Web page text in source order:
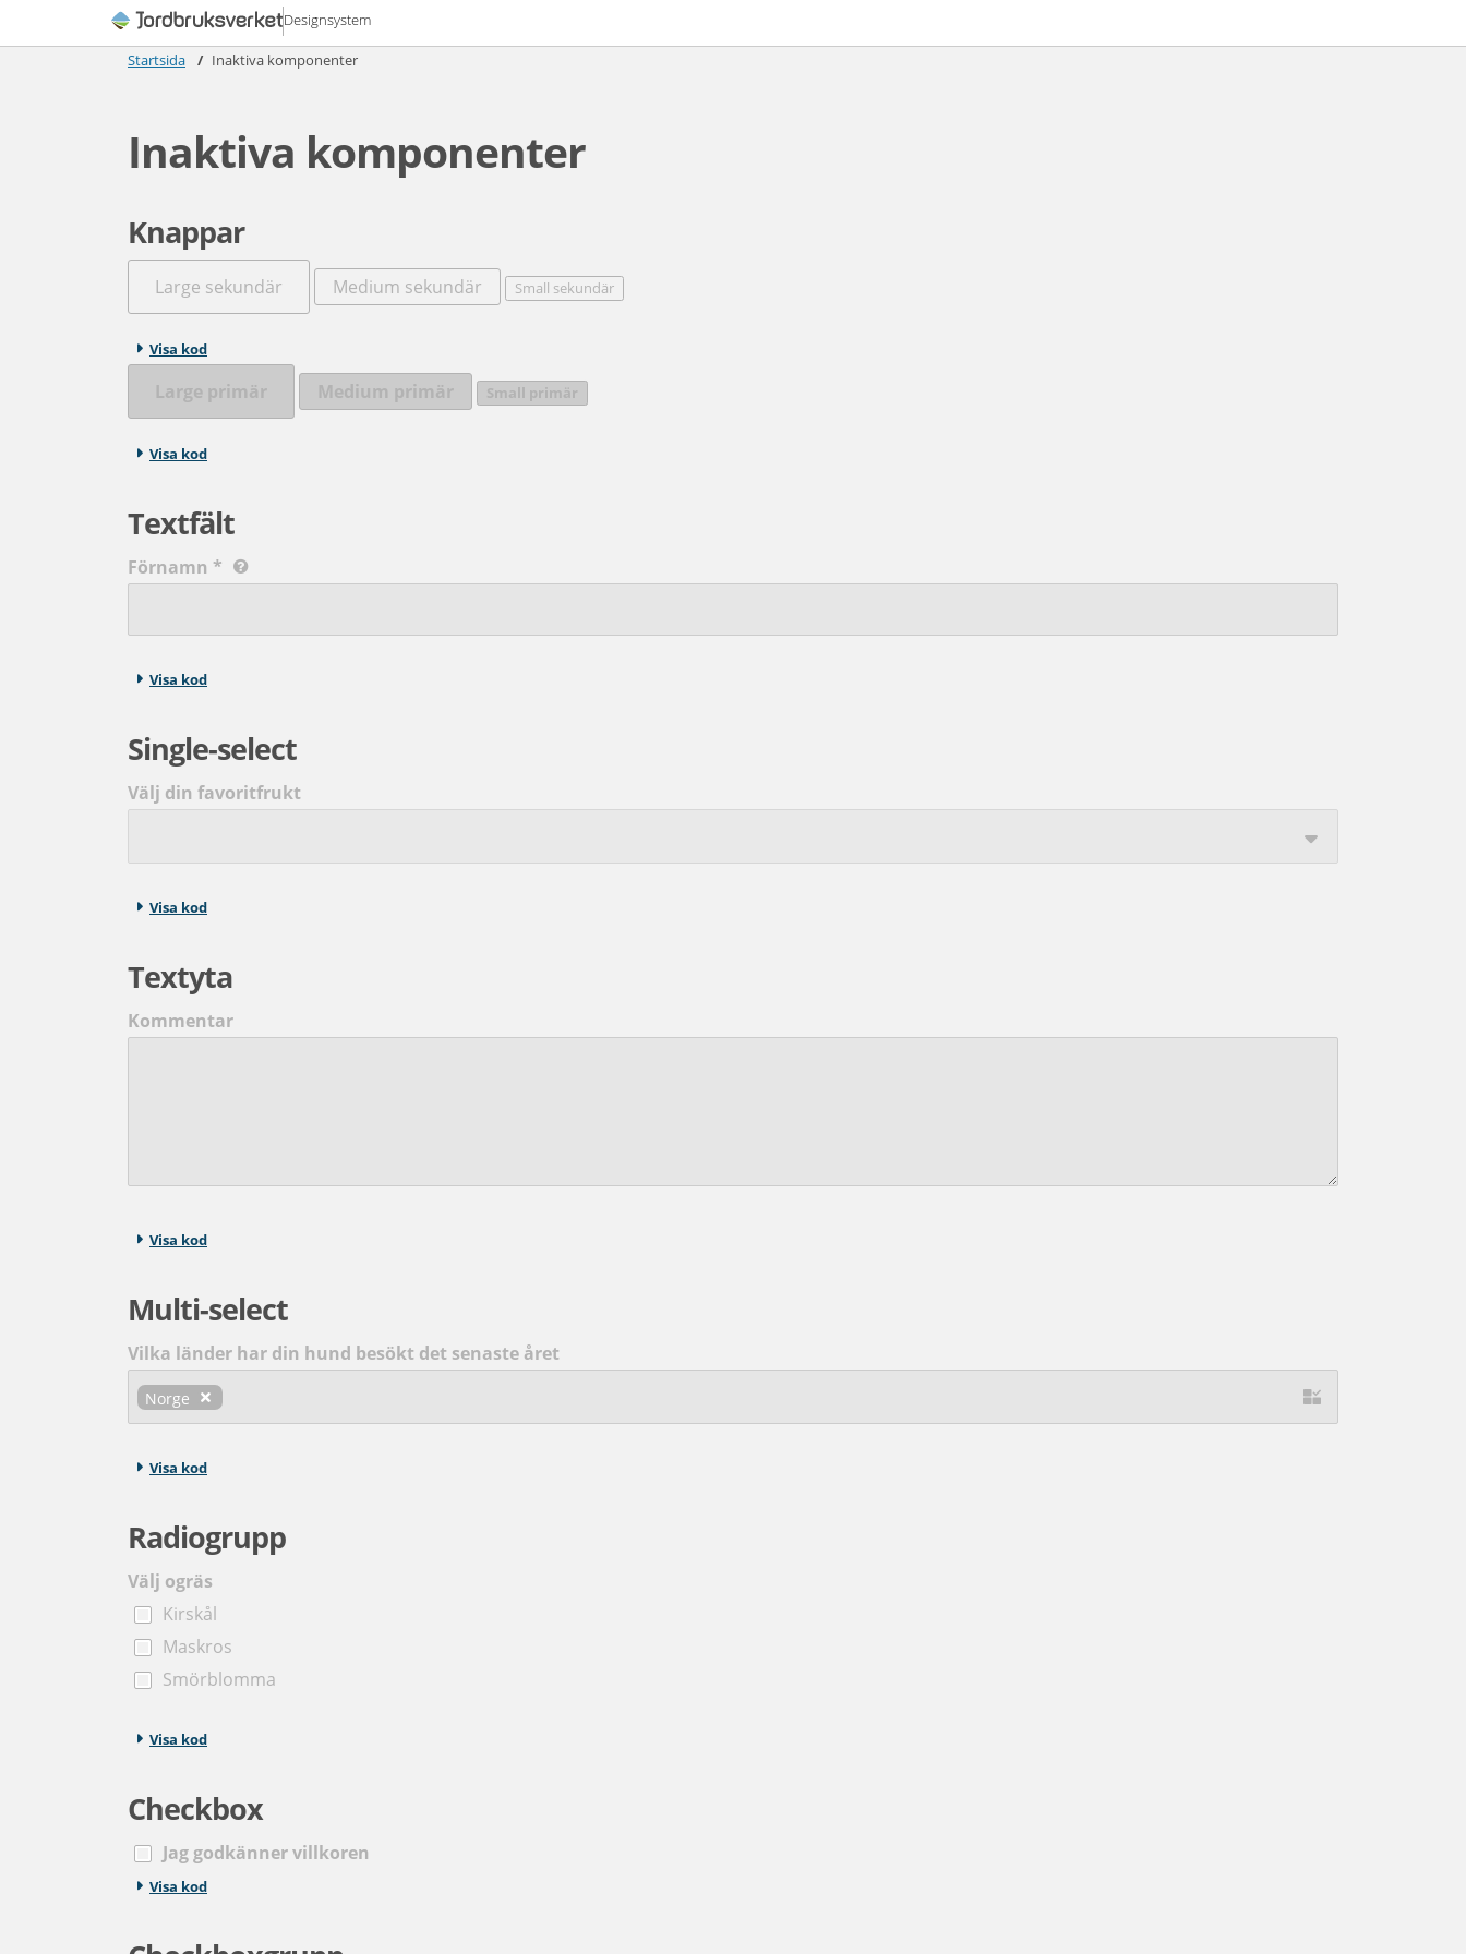
Designsystem
Startsida Inaktiva komponenter
Inaktiva komponenter
Knappar
Large sekundär Medium sekundär Small sekundär
Visa kod
Large primär Medium primär Small primär
Visa kod
Textfält
Förnamn *
Visa kod
Single-select
Välj din favoritfrukt
Visa kod
Textyta
Kommentar
Visa kod
Multi-select
Vilka länder har din hund besökt det senaste året
Norge
Visa kod
Radiogrupp
Välj ogräs
Kirskål
Maskros
Smörblomma
Visa kod
Checkbox
Jag godkänner villkoren
Visa kod